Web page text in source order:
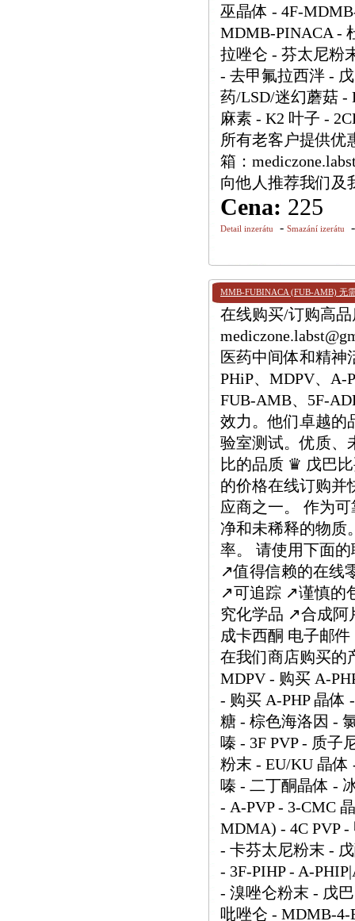
巫晶体 - 4F-
MDMB-PINACA -
拉唑仑 - 芬太尼粉
- 去甲氟拉西泮 -
药/LSD/迷幻蘑菇 -
麻素 - K2 叶子 -
所有老客户提供优
箱：
向他人推荐我们及
Cena: 225
Detail inzerátu - Smazání izerátu
MMB-FUBINACA (FUB-AMB) 无
在线购买/订购高品
医药中间体和精神
PHiP、MDPV、A-
FUB-AMB、5F-
效力。他们卓越的
验室测试。优质、
比的品质 ♛ 戊巴
的价格在线订购并
应商之一。 作为
净和未稀释的物质
率。 请使用下面
↗️值得信赖的在线
↗️可追踪 ↗️谨慎的
究化学品 ↗️合成
成卡西酮 电子邮件
在我们商店购买的
MDPV - 购买 A-
- 购买 A-PHP 晶体
糖 - 棕色海洛因 -
嗪 - 3F PVP - 质子
粉末 - EU/KU 晶体
嗪 - 二丁酮晶体 -
- A-PVP - 3-CMC
MDMA) - 4C PVP
- 卡芬太尼粉末 -
- 3F-PIHP - A-
- 溴唑仑粉末 - 戊
吡唑仑 - MDMB-4-